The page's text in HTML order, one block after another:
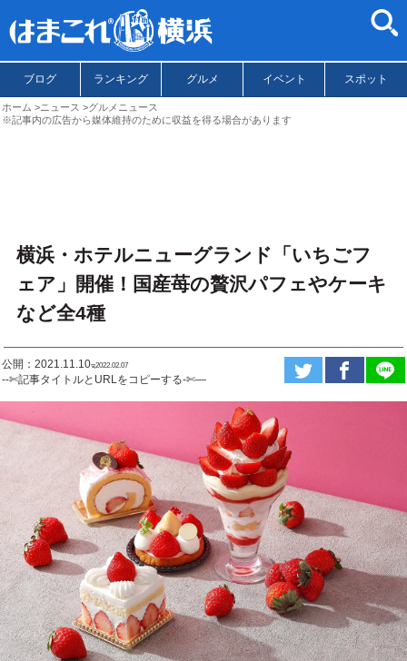
ブログ ランキング グルメ イベント スポット
ホーム ニュース
グルメニュース
※記事内の広告から媒体維持のために収益を得る場合があります
横浜・ホテルニューグランド「いちごフ
ェア」開催！国産苺の贅沢パフェやケーキ
など全4種
公開：2021.11.10ಇ2022.02.07
--✄記事タイトルとURLをコピーする-✄—